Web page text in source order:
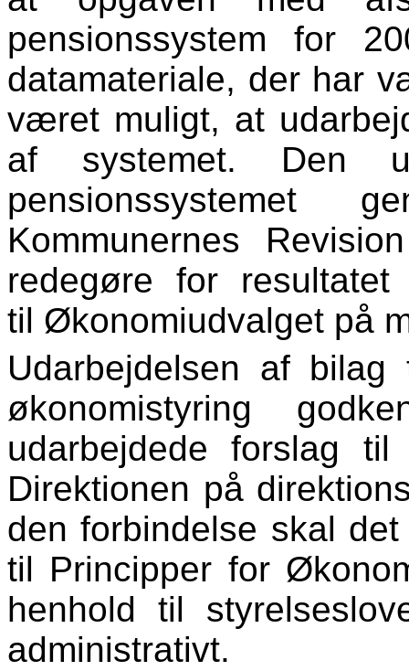
pensionssystem for
datamateriale, der har
været muligt, at
af systemet. Den
pensionssystemet
Kommunernes
redegøre for
til Økonomiudvalget på
Udarbejdelsen af
økonomistyring
udarbejdede forslag til
Direktionen på
den forbindelse skal
til Principper for
henhold til
administrativt.